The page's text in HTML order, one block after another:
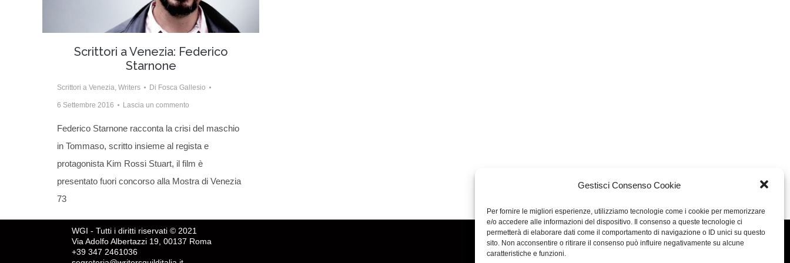
Gestisci Consenso Cookie
Per fornire le migliori esperienze, utilizziamo tecnologie come i cookie per memorizzare
e/o accedere alle informazioni del dispositivo. Il consenso a queste tecnologie ci
permetterà di elaborare dati come il comportamento di navigazione o ID unici su questo
sito. Non acconsentire o ritirare il consenso può influire negativamente su alcune
caratteristiche e funzioni.
Scrittori a Venezia: Federico
Starnone
Scrittori a Venezia, Writers Di Fosca Gallesio
6 Settembre 2016 Lascia un commento
Federico Starnone racconta la crisi del maschio
in Tommaso, scritto insieme al regista e
protagonista Kim Rossi Stuart, il film è
presentato fuori concorso alla Mostra di Venezia
73
WGI - Tutti i diritti riservati © 2021
Via Adolfo Albertazzi 19, 00137 Roma
+39 347 2461036
Concept: Annamaria De Paola - Realizzazione:AF